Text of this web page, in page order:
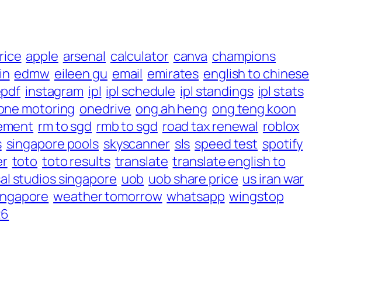
apple arsenal calculator canva champions
edmw eileen gu email emirates english to chinese
instagram ipl ipl schedule ipl standings ipl stats
motoring onedrive ong ah heng ong teng koon
rm to sgd rmb to sgd road tax renewal roblox
singapore pools skyscanner sls speed test spotify
toto toto results translate translate english to
studios singapore uob uob share price us iran war
weather tomorrow whatsapp wingstop